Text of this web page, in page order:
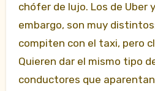
chófer de lujo. Los de Uber
embargo, son muy
compiten con el taxi, pero
Quieren dar el mismo tipo
conductores que